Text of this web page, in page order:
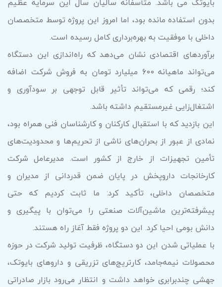
بدون استفاده مانده بود، اما امروز این پروژه توسط متخصصان
داخلی با موفقیت به بهره‌برداری کامل رسیده است.
برآوردهای اقتصادی نشان می‌دهد که راه‌اندازی این دستگاه
می‌تواند ماهیانه 600 میلیارد تومان به فروش شرکت اضافه
کند؛ رقمی که می‌تواند تأثیر قابل توجهی بر سودآوری و
اشتغال‌زایی غیرمستقیم داشته باشد.
این بازدید که با استقبال کارکنان و کارشناسان فنی همراه بود،
نمادی از عبور از بحران‌های ناشی از تحریم‌ها و محدودیت‌های
تأمین تجهیزات از خارج از کشور است. مدیرعامل شرکت
کارخانجات داروپخش در پایان ضمن قدردانی از مدیران و
متخصصان داخلی، تأکید کرد: ما ثابت کردیم که حتی
پیشرفته‌ترین ماشین‌آلات صنعتی را می‌توان با پیگیری و
دانش بومی احیا کرد. این دو پروژه فقط آغاز راه هستند.
با عملیاتی شدن این دو دستگاه، ظرفیت تولید شرکت در حوزه
محصولات نیمه‌جامد، کارتریج‌های تزریقی و داروهای بایوتک،
جهشی چندبرابری خواهد داشت و انتظار می‌رود بازار صادراتی